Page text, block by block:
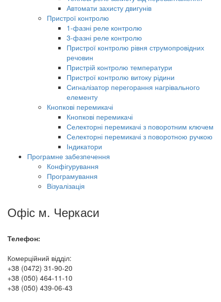
Автомати захисту двигунів
Пристрої контролю
1-фазні реле контролю
3-фазні реле контролю
Пристрої контролю рівня струмопровідних
речовин
Пристрій контролю температури
Пристрої контролю витоку рідини
Сигналізатор перегорання нагрівального
елементу
Кнопкові перемикачі
Кнопкові перемикачі
Селекторні перемикачі з поворотним ключем
Селекторні перемикачі з поворотною ручкою
Індикатори
Програмне забезпечення
Конфігурування
Програмування
Візуалізація
Офіс м. Черкаси
Телефон:
Комерційний відділ:
+38 (0472) 31-90-20
+38 (050) 464-11-10
+38 (050) 439-06-43